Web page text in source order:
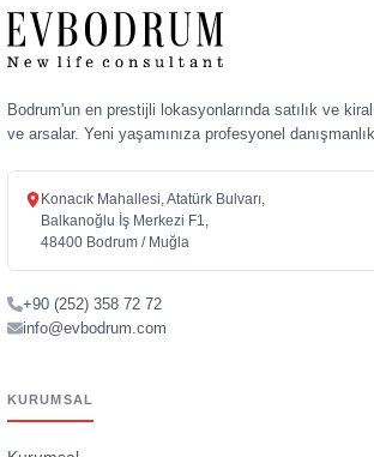
Bodrum'un en prestijli lokasyonlarında satılık ve
ve arsalar. Yeni yaşamınıza profesyonel danışmanlık.
Konacık Mahallesi, Atatürk Bulvarı,
Balkanoğlu İş Merkezi F1,
48400 Bodrum / Muğla
+90 (252) 358 72 72
info@evbodrum.com
KURUMSAL